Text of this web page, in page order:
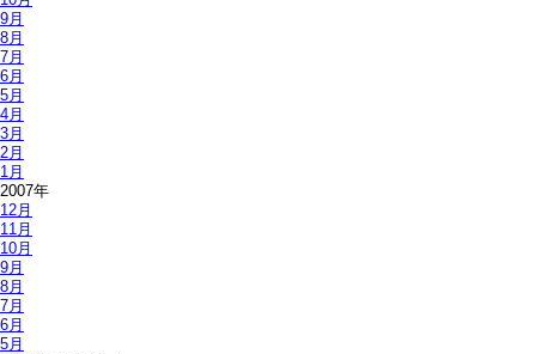
9月
8月
7月
6月
5月
4月
3月
2月
1月
2007年
12月
11月
10月
9月
8月
7月
6月
5月